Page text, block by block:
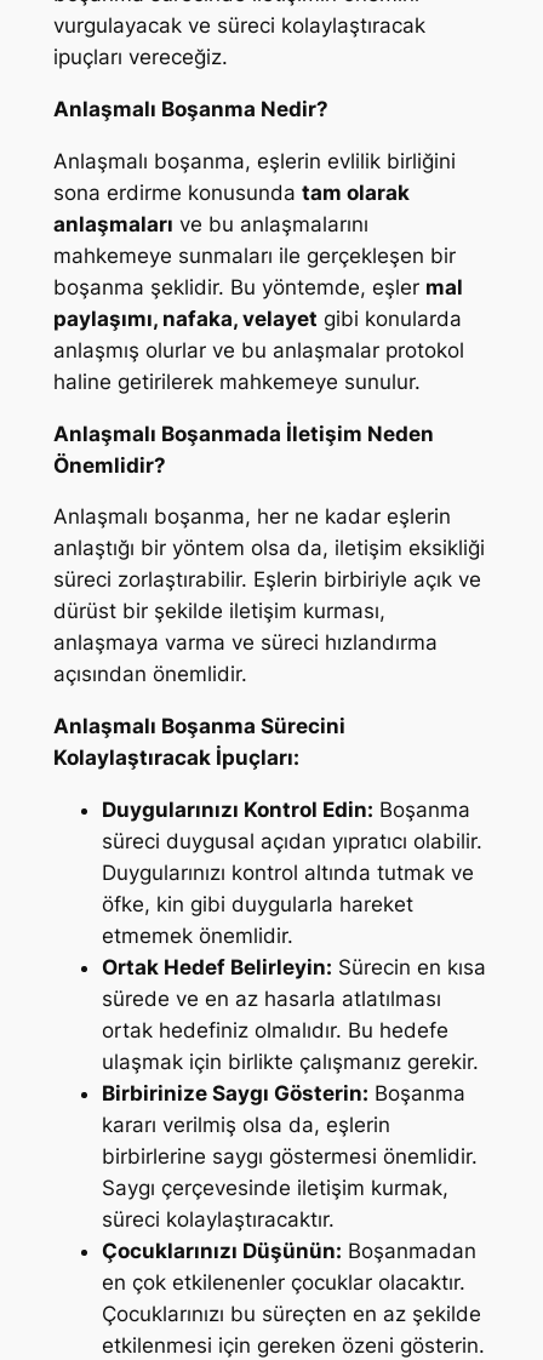
vurgulayacak ve süreci kolaylaştıracak
ipuçları vereceğiz.
Anlaşmalı Boşanma Nedir?
Anlaşmalı boşanma, eşlerin evlilik birliğini
sona erdirme konusunda tam olarak
anlaşmaları ve bu anlaşmalarını
mahkemeye sunmaları ile gerçekleşen bir
boşanma şeklidir. Bu yöntemde, eşler mal
paylaşımı, nafaka, velayet gibi konularda
anlaşmış olurlar ve bu anlaşmalar protokol
haline getirilerek mahkemeye sunulur.
Anlaşmalı Boşanmada İletişim Neden
Önemlidir?
Anlaşmalı boşanma, her ne kadar eşlerin
anlaştığı bir yöntem olsa da, iletişim eksikliği
süreci zorlaştırabilir. Eşlerin birbiriyle açık ve
dürüst bir şekilde iletişim kurması,
anlaşmaya varma ve süreci hızlandırma
açısından önemlidir.
Anlaşmalı Boşanma Sürecini
Kolaylaştıracak İpuçları:
Duygularınızı Kontrol Edin: Boşanma
süreci duygusal açıdan yıpratıcı olabilir.
Duygularınızı kontrol altında tutmak ve
öfke, kin gibi duygularla hareket
etmemek önemlidir.
Ortak Hedef Belirleyin: Sürecin en kısa
sürede ve en az hasarla atlatılması
ortak hedefiniz olmalıdır. Bu hedefe
ulaşmak için birlikte çalışmanız gerekir.
Birbirinize Saygı Gösterin: Boşanma
kararı verilmiş olsa da, eşlerin
birbirlerine saygı göstermesi önemlidir.
Saygı çerçevesinde iletişim kurmak,
süreci kolaylaştıracaktır.
Çocuklarınızı Düşünün: Boşanmadan
en çok etkilenenler çocuklar olacaktır.
Çocuklarınızı bu süreçten en az şekilde
etkilenmesi için gereken özeni gösterin.